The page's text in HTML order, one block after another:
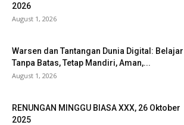
2026
August 1, 2026
Warsen dan Tantangan Dunia Digital: Belajar
Tanpa Batas, Tetap Mandiri, Aman,...
August 1, 2026
RENUNGAN MINGGU BIASA XXX, 26 Oktober
2025